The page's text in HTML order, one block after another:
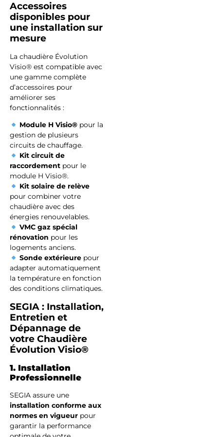
Accessoires
disponibles pour
une installation sur
mesure
La chaudière Évolution
Visio® est compatible avec
une gamme complète
d’accessoires pour
améliorer ses
fonctionnalités :
Module H Visio®pour la
gestion de plusieurs
circuits de chauffage.
Kit circuit de
raccordement pour le
module H Visio®.
Kit solaire de relève
pour combiner votre
chaudière avec des
énergies renouvelables.
VMC gaz spécial
rénovation pour les
logements anciens.
Sonde extérieurepour
adapter automatiquement
la température en fonction
des conditions climatiques.
SEGIA : Installation,
Entretien et
Dépannage de
votre Chaudière
Évolution Visio®
1. Installation
Professionnelle
SEGIA assure une
installation conforme aux
normes en vigueur pour
garantir la performance